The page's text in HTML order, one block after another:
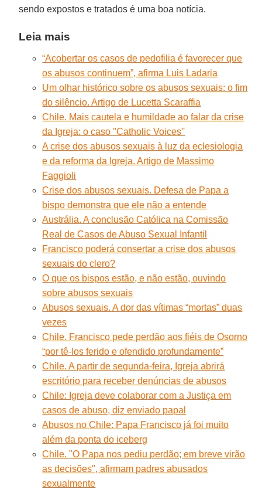
sendo expostos e tratados é uma boa notícia.
Leia mais
“Acobertar os casos de pedofilia é favorecer que
os abusos continuem”, afirma Luis Ladaria
Um olhar histórico sobre os abusos sexuais: o fim
do silêncio. Artigo de Lucetta Scaraffia
Chile. Mais cautela e humildade ao falar da crise
da Igreja: o caso ''Catholic Voices''
A crise dos abusos sexuais à luz da eclesiologia
e da reforma da Igreja. Artigo de Massimo
Faggioli
Crise dos abusos sexuais. Defesa de Papa a
bispo demonstra que ele não a entende
Austrália. A conclusão Católica na Comissão
Real de Casos de Abuso Sexual Infantil
Francisco poderá consertar a crise dos abusos
sexuais do clero?
O que os bispos estão, e não estão, ouvindo
sobre abusos sexuais
Abusos sexuais. A dor das vítimas “mortas” duas
vezes
Chile. Francisco pede perdão aos fiéis de Osorno
“por tê-los ferido e ofendido profundamente”
Chile. A partir de segunda-feira, Igreja abrirá
escritório para receber denúncias de abusos
Chile: Igreja deve colaborar com a Justiça em
casos de abuso, diz enviado papal
Abusos no Chile: Papa Francisco já foi muito
além da ponta do iceberg
Chile. "O Papa nos pediu perdão; em breve virão
as decisões", afirmam padres abusados
sexualmente